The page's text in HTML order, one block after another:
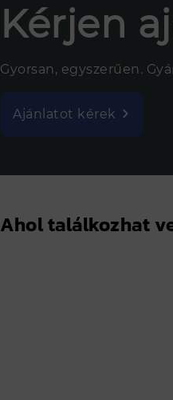
Kérjen
Gyorsan, egyszerűen.
Ajánlatot kérek
Ahol találkozhat